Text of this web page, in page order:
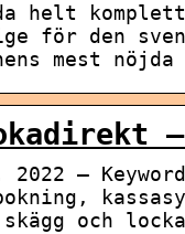
helt
för den
mest nöjda
2022 —
och